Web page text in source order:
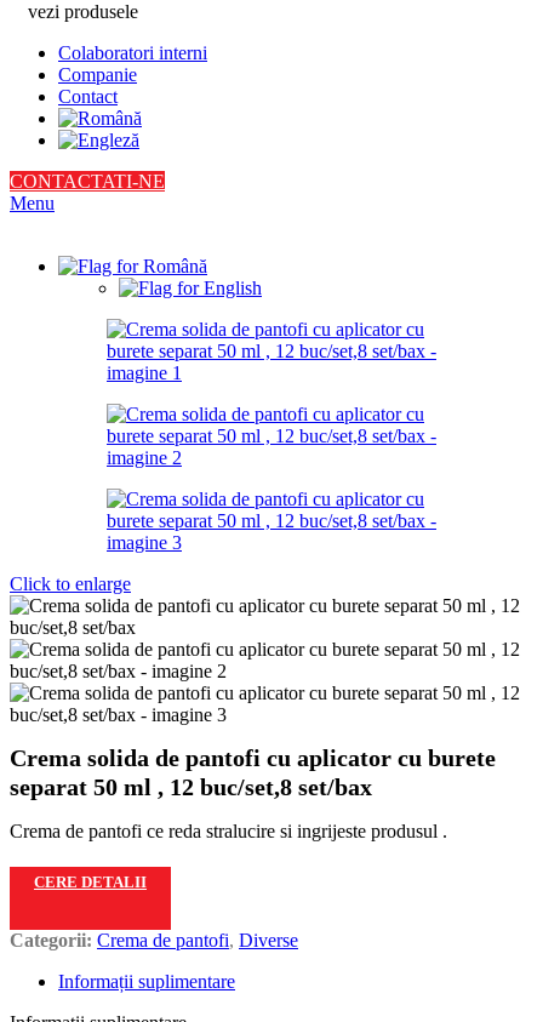
vezi produsele
Colaboratori interni
Companie
Contact
CONTACTATI-NE
Menu
Click to enlarge
Crema solida de pantofi cu aplicator cu burete
separat 50 ml , 12 buc/set,8 set/bax
Crema de pantofi ce reda stralucire si ingrijeste produsul .
CERE DETALII
Categorii: Crema de pantofi, Diverse
Informații suplimentare